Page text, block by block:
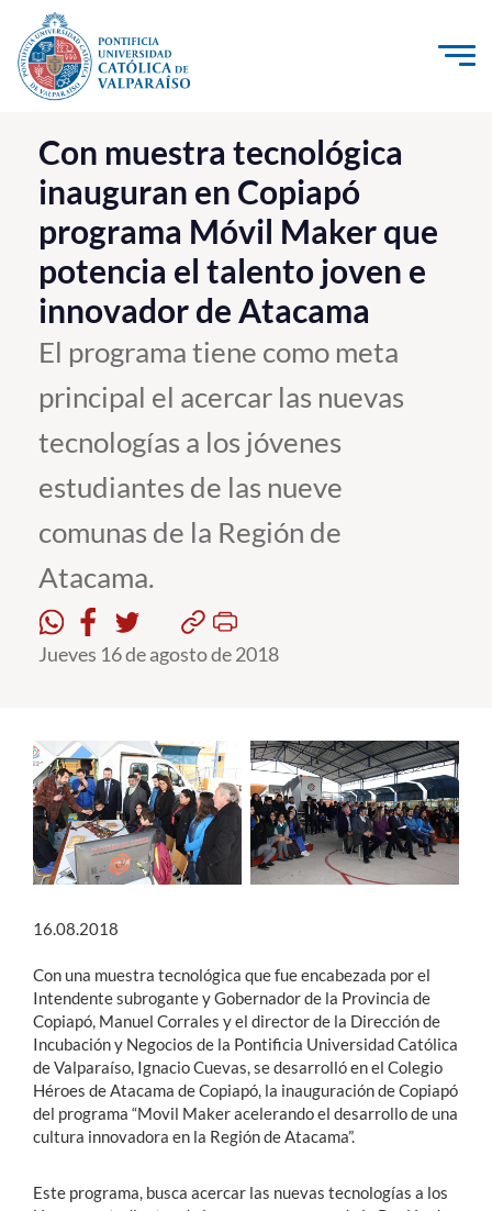
Click acá para ir directamente al contenido
La Universidad
Investigación, Creación e Innovación
PUCV Internacional
Vinculación con el Medio
Admisión
Pregrado
Postgrado
Formación Continua
Académicos
Funcionarios
English
Con muestra tecnológica
inauguran en Copiapó
programa Móvil Maker que
potencia el talento joven e
innovador de Atacama
El programa tiene como meta
principal el acercar las nuevas
tecnologías a los jóvenes
estudiantes de las nueve
comunas de la Región de
Atacama.
Jueves 16 de agosto de 2018
16.08.2018
Con una muestra tecnológica que fue encabezada por el
Intendente subrogante y Gobernador de la Provincia de
Copiapó, Manuel Corrales y el director de la Dirección de
Incubación y Negocios de la Pontificia Universidad Católica
de Valparaíso, Ignacio Cuevas, se desarrolló en el Colegio
Héroes de Atacama de Copiapó, la inauguración de Copiapó
del programa “Movil Maker acelerando el desarrollo de una
cultura innovadora en la Región de Atacama”.
Este programa, busca acercar las nuevas tecnologías a los